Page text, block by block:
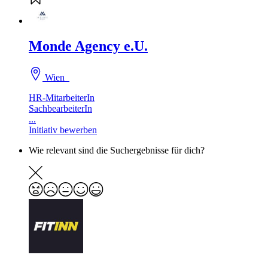
Monde Agency e.U.
Wien
HR-MitarbeiterIn
SachbearbeiterIn
...
Initiativ bewerben
Wie relevant sind die Suchergebnisse für dich?